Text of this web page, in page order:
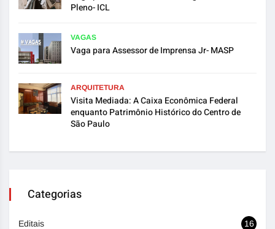
Pleno- ICL
VAGAS
Vaga para Assessor de Imprensa Jr- MASP
ARQUITETURA
Visita Mediada: A Caixa Econômica Federal
enquanto Patrimônio Histórico do Centro de
São Paulo
Categorias
Editais 16